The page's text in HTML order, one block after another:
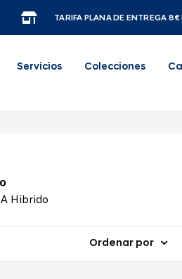
TARIFA PLANA DE ENTREGA 8€
Servicios Colecciones
Hibrido
Ordenar por